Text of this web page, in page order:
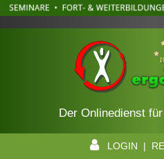
Der Onlinedienst
LOGIN |